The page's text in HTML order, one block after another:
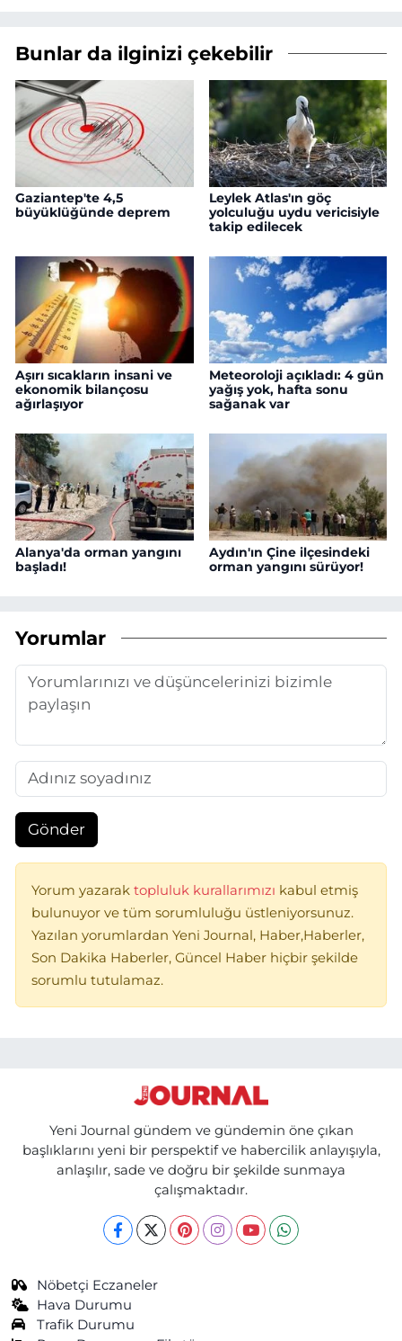
Bunlar da ilginizi çekebilir
Gaziantep'te 4,5
büyüklüğünde deprem
Leylek Atlas'ın göç
yolculuğu uydu vericisiyle
takip edilecek
Aşırı sıcakların insani ve
ekonomik bilançosu
ağırlaşıyor
Meteoroloji açıkladı: 4 gün
yağış yok, hafta sonu
sağanak var
Alanya'da orman yangını
başladı!
Aydın'ın Çine ilçesindeki
orman yangını sürüyor!
Yorumlar
Gönder
Yorum yazarak topluluk kurallarımızı kabul etmiş
bulunuyor ve tüm sorumluluğu üstleniyorsunuz.
Yazılan yorumlardan Yeni Journal, Haber,Haberler,
Son Dakika Haberler, Güncel Haber hiçbir şekilde
sorumlu tutulamaz.
Yeni Journal gündem ve gündemin öne çıkan
başlıklarını yeni bir perspektif ve habercilik anlayışıyla,
anlaşılır, sade ve doğru bir şekilde sunmaya
çalışmaktadır.
Nöbetçi Eczaneler
Hava Durumu
Trafik Durumu